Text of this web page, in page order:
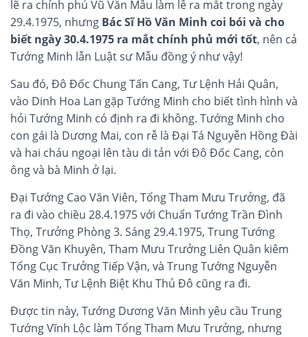
lẽ ra chính phủ Vũ Văn Mẫu làm lễ ra mắt trong ngày
29.4.1975, nhưng Bác Sĩ Hồ Văn Minh coi bói và cho
biết ngày 30.4.1975 ra mắt chính phủ mới tốt, nên cả
Tướng Minh lẫn Luật sư Mẫu đồng ý như vậy!
Sau đó, Đô Đốc Chung Tấn Cang, Tư Lệnh Hải Quân,
vào Dinh Hoa Lan gặp Tướng Minh cho biết tình hình và
hỏi Tướng Minh có định ra đi không. Tướng Minh cho
con gái là Dương Mai, con rễ là Đại Tá Nguyễn Hồng Đài
và hai cháu ngoại lên tàu di tản với Đô Đốc Cang, còn
ông và bà Minh ở lại.
Đại Tướng Cao Văn Viên, Tổng Tham Mưu Trưởng, đã
ra đi vào chiều 28.4.1975 với Chuẩn Tướng Trần Đình
Thọ, Trưởng Phòng 3. Sáng 29.4.1975, Trung Tướng
Đồng Văn Khuyên, Tham Mưu Trưởng Liên Quân kiêm
Tổng Cục Trưởng Tiếp Vận, và Trung Tướng Nguyễn
Văn Minh, Tư Lệnh Biệt Khu Thủ Đô cũng ra đi.
Được tin này, Tướng Dương Văn Minh yêu cầu Trung
Tướng Vĩnh Lộc làm Tổng Tham Mưu Trưởng, nhưng